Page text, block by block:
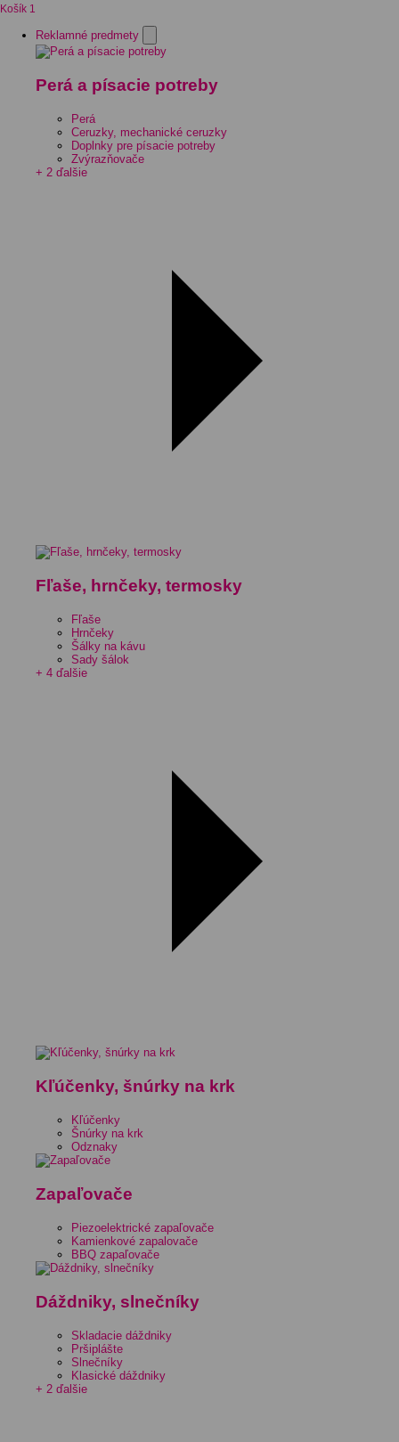
Košík 1
Reklamné predmety
Perá a písacie potreby
Perá
Ceruzky, mechanické ceruzky
Doplnky pre písacie potreby
Zvýrazňovače
+ 2 ďalšie
Fľaše, hrnčeky, termosky
Fľaše
Hrnčeky
Šálky na kávu
Sady šálok
+ 4 ďalšie
Kľúčenky, šnúrky na krk
Kľúčenky
Šnúrky na krk
Odznaky
Zapaľovače
Piezoelektrické zapaľovače
Kamienkové zapalovače
BBQ zapaľovače
Dáždniky, slnečníky
Skladacie dáždniky
Pršiplášte
Slnečníky
Klasické dáždniky
+ 2 ďalšie